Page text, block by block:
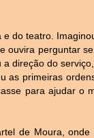
do teatro.
ouvira perguntar
direção do
as primeiras
para ajudar o
de Moura, onde